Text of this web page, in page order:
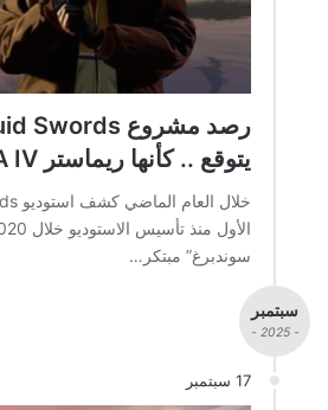
يتوقع .. كأنها ريماستر GTA IV!
سوندبرغ” مبتكر…
سبتمبر
- 2025 -
17 سبتمبر